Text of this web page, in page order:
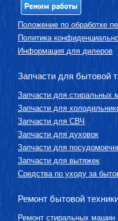
Режим работы
Положение по обработке
Политика
Информация для дилеров
Запчасти для бытовой
Запчасти для стиральных
Запчасти для
Запчасти для СВЧ
Запчасти для духовок
Запчасти для
Запчасти для вытяжек
Средства по уходу за
Ремонт бытовой
Ремонт стиральных машин